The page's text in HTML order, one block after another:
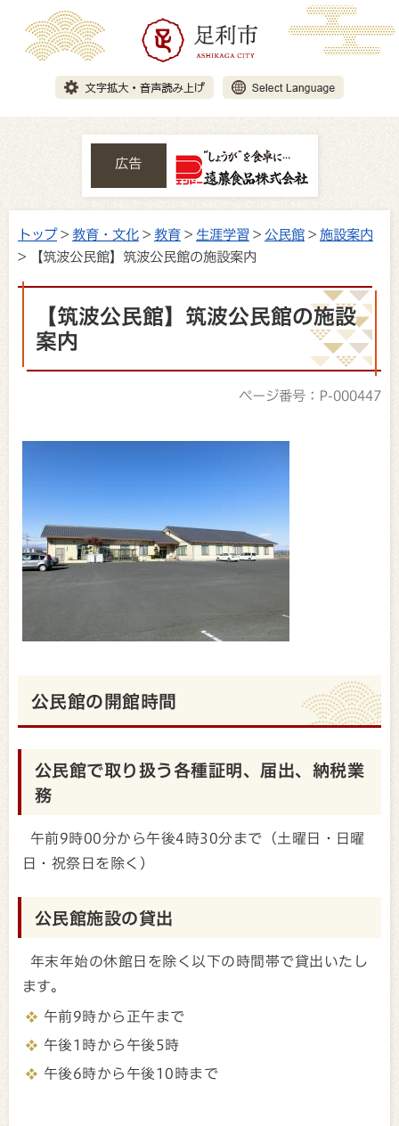
広告
トップ> 教育・文化 > 教育 > 生涯学習 > 公民館 > 施設案内
> 【筑波公民館】筑波公民館の施設案内
【筑波公民館】筑波公民館の施設
案内
ページ番号：P-000447
公民館の開館時間
公民館で取り扱う各種証明、届出、納税業
務
午前9時00分から午後4時30分まで（土曜日・日曜
日・祝祭日を除く）
公民館施設の貸出
年末年始の休館日を除く以下の時間帯で貸出いたし
ます。
午前9時から正午まで
午後1時から午後5時
午後6時から午後10時まで